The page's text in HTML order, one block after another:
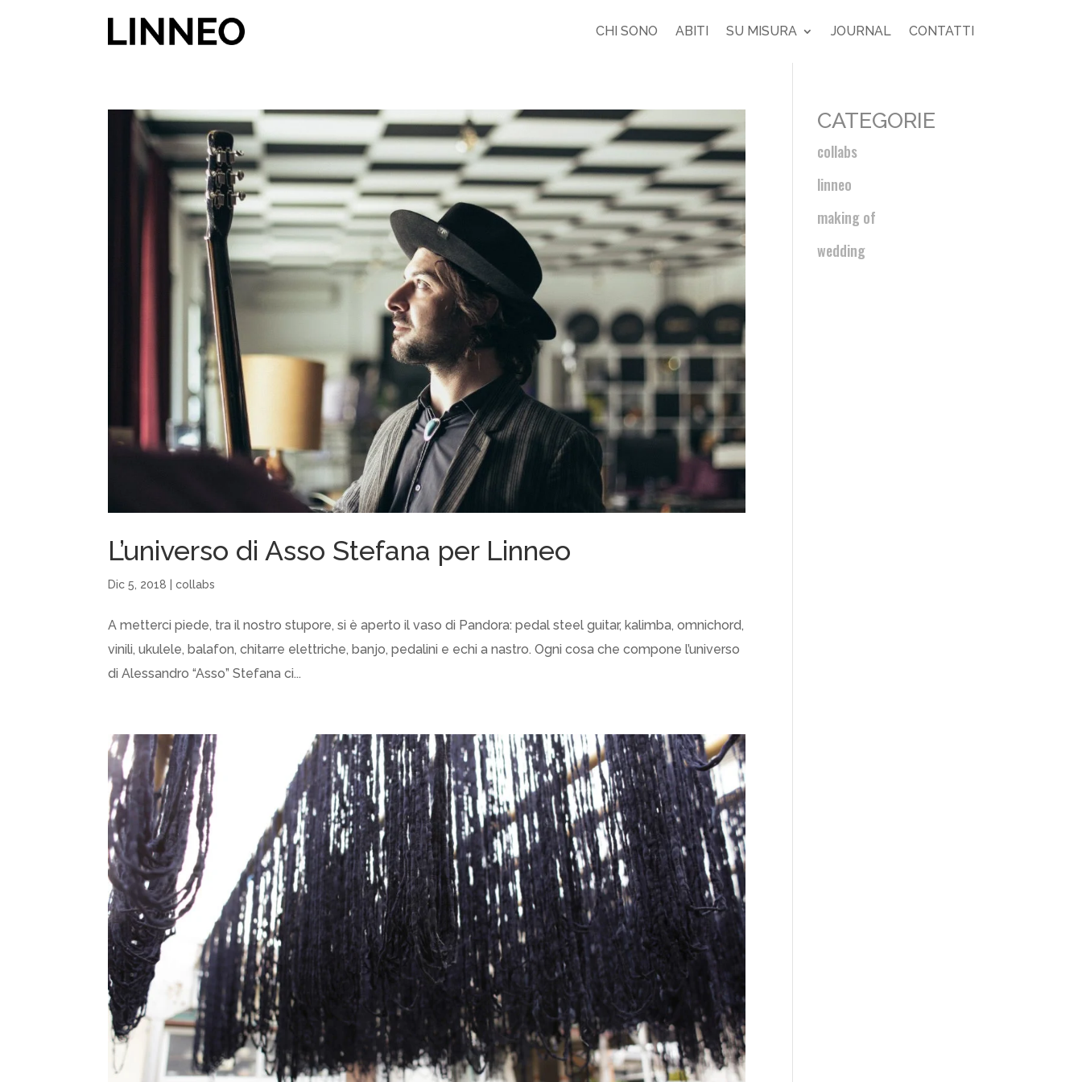
CHI SONO ABITI SU MISURA JOURNAL CONTATTI
L’universo di Asso Stefana per Linneo
Dic 5, 2018 |collabs
A metterci piede, tra il nostro stupore, si è aperto il vaso di Pandora: pedal steel guitar, kalimba, omnichord,
vinili, ukulele, balafon, chitarre elettriche, banjo, pedalini e echi a nastro. Ogni cosa che compone l’universo
di Alessandro “Asso” Stefana ci...
CATEGORIE
collabs
linneo
making of
wedding